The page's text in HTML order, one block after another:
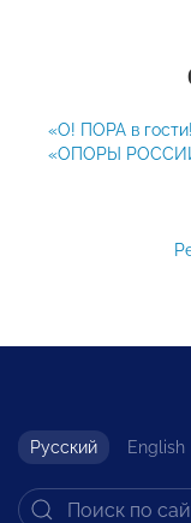
«О! ПОРА в
«ОПОРЫ
Русский English